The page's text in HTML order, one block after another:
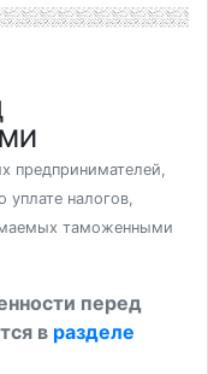
предпринимателей,
уплате налогов,
таможенными
перед
в разделе